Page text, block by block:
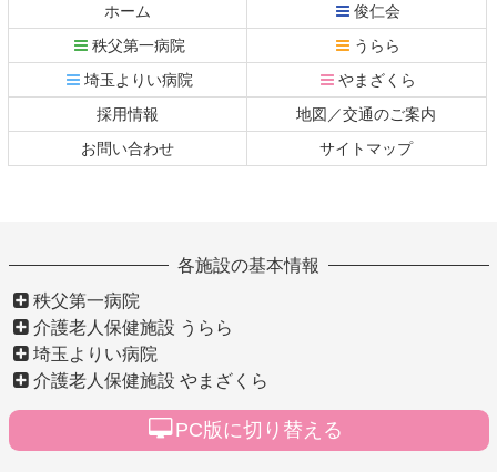
ン
文
頭
の
へ
ホーム
俊仁会
秩父第一病院
うらら
埼玉よりい病院
やまざくら
採用情報
地図／交通のご案内
お問い合わせ
サイトマップ
各施設の基本情報
秩父第一病院
介護老人保健施設 うらら
埼玉よりい病院
介護老人保健施設 やまざくら
PC版に切り替える